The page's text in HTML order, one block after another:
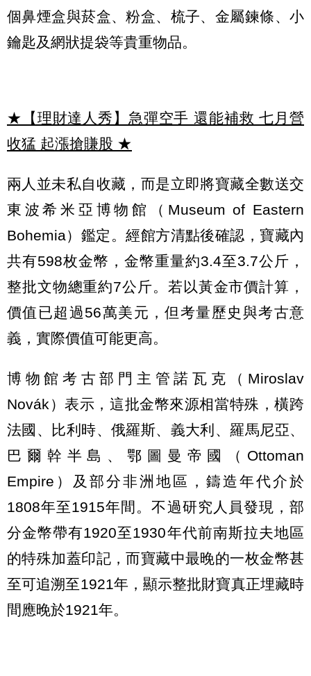
個鼻煙盒與菸盒、粉盒、梳子、金屬鍊條、小
鑰匙及網狀提袋等貴重物品。
★【理財達人秀】急彈空手 還能補救 七月營
收猛 起漲搶賺股 ★
兩人並未私自收藏，而是立即將寶藏全數送交
東波希米亞博物館（Museum of Eastern
Bohemia）鑑定。經館方清點後確認，寶藏內
共有598枚金幣，金幣重量約3.4至3.7公斤，
整批文物總重約7公斤。若以黃金市價計算，
價值已超過56萬美元，但考量歷史與考古意
義，實際價值可能更高。
博物館考古部門主管諾瓦克（Miroslav
Novák）表示，這批金幣來源相當特殊，橫跨
法國、比利時、俄羅斯、義大利、羅馬尼亞、
巴爾幹半島、鄂圖曼帝國（Ottoman
Empire）及部分非洲地區，鑄造年代介於
1808年至1915年間。不過研究人員發現，部
分金幣帶有1920至1930年代前南斯拉夫地區
的特殊加蓋印記，而寶藏中最晚的一枚金幣甚
至可追溯至1921年，顯示整批財寶真正埋藏時
間應晚於1921年。